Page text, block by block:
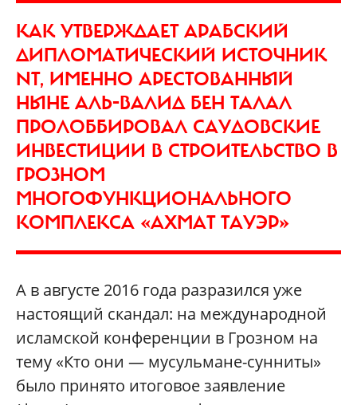
КАК УТВЕРЖДАЕТ АРАБСКИЙ
ДИПЛОМАТИЧЕСКИЙ ИСТОЧНИК
NT, ИМЕННО АРЕСТОВАННЫЙ
НЫНЕ АЛЬ-ВАЛИД БЕН ТАЛАЛ
ПРОЛОББИРОВАЛ САУДОВСКИЕ
ИНВЕСТИЦИИ В СТРОИТЕЛЬСТВО В
ГРОЗНОМ
МНОГОФУНКЦИОНАЛЬНОГО
КОМПЛЕКСА «АХМАТ ТАУЭР»
А в августе 2016 года разразился уже
настоящий скандал: на международной
исламской конференции в Грозном на
тему «Кто они — мусульмане-сунниты»
было принято итоговое заявление